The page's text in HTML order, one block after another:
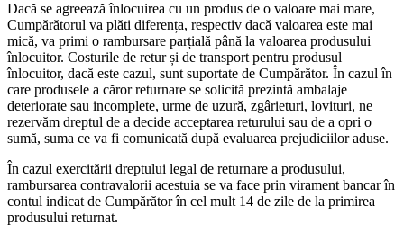
Dacă se agreează înlocuirea cu un produs de o valoare mai mare,
Cumpărătorul va plăti diferența, respectiv dacă valoarea este mai
mică, va primi o rambursare parțială până la valoarea produsului
înlocuitor. Costurile de retur și de transport pentru produsul
înlocuitor, dacă este cazul, sunt suportate de Cumpărător. În cazul în
care produsele a căror returnare se solicită prezintă ambalaje
deteriorate sau incomplete, urme de uzură, zgârieturi, lovituri, ne
rezervăm dreptul de a decide acceptarea returului sau de a opri o
sumă, suma ce va fi comunicată după evaluarea prejudiciilor aduse.
În cazul exercitării dreptului legal de returnare a produsului,
rambursarea contravalorii acestuia se va face prin virament bancar în
contul indicat de Cumpărător în cel mult 14 de zile de la primirea
produsului returnat.